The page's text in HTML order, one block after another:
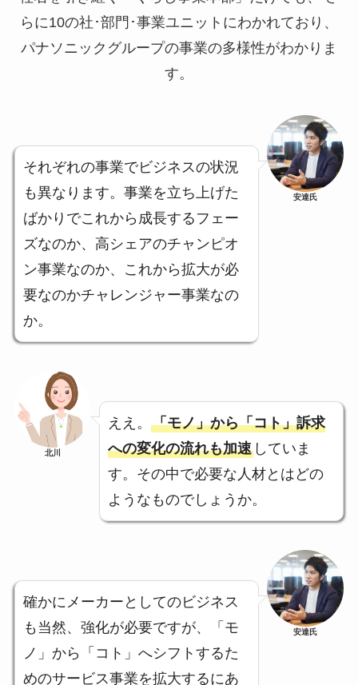
らに10の社･部門･事業ユニットにわかれており、
パナソニックグループの事業の多様性がわかりま
す。
それぞれの事業でビジネスの状況
も異なります。事業を立ち上げた
ばかりでこれから成長するフェー
ズなのか、高シェアのチャンピオ
ン事業なのか、これから拡大が必
要なのかチャレンジャー事業なの
か。
安達氏
北川
ええ。 「モノ」から「コト」訴求
への変化の流れも加速していま
す。その中で必要な人材とはどの
ようなものでしょうか。
確かにメーカーとしてのビジネス
も当然、強化が必要ですが、「モ
ノ」から「コト」へシフトするた
めのサービス事業を拡大するにあ
安達氏